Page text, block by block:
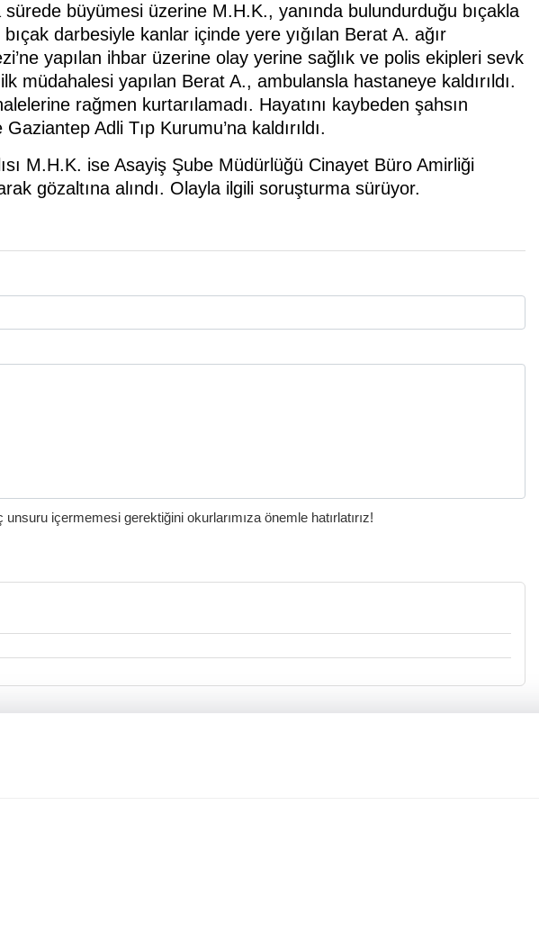
sürede büyümesi üzerine M.H.K., yanında bulundurduğu bıçakla
bıçak darbesiyle kanlar içinde yere yığılan Berat A. ağır
yapılan ihbar üzerine olay yerine sağlık ve polis ekipleri sevk
müdahalesi yapılan Berat A., ambulansla hastaneye kaldırıldı.
rağmen kurtarılamadı. Hayatını kaybeden şahsın
Adli Tıp Kurumu’na kaldırıldı.
M.H.K. ise Asayiş Şube Müdürlüğü Cinayet Büro Amirliği
gözaltına alındı. Olayla ilgili soruşturma sürüyor.
içermemesi gerektiğini okurlarımıza önemle hatırlatırız!